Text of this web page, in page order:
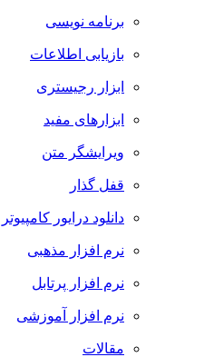
برنامه نویسی
بازیابی اطلاعات
ابزار رجیستری
ابزارهای مفید
ویرایشگر متن
قفل گذار
دانلود درایور
نرم افزار مذهبی
نرم افزار پرتابل
نرم افزار آموزشی
مقالات